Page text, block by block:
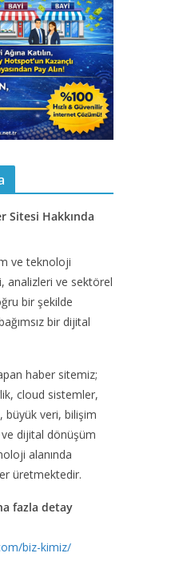
Sitesi Hakkında
ve teknoloji
analizleri ve sektörel
bir şekilde
bir dijital
haber sitemiz;
cloud sistemler,
büyük veri, bilişim
dijital dönüşüm
alanında
üretmektedir.
fazla detay
biz-kimiz/